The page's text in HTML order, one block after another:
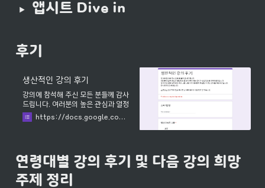
앱시트 Dive in
후기
생산적인 강의 후기
강의에 참석해 주신 모든 분들께 감사
드립니다. 여러분의 높은 관심과 열정
적인 참여 덕분에 이번 강의가 성공적
으로 마무리되었습니다. 앞으로도 더
하고 생산적인 강의 후기를 남겨주시
면 제가 행복할 것 같습니다.
https://docs.google.com/forms/d/e/1FAIpQLSeQGmpPYkYAOC-XLTzk2vl0R-Aa0xFOhJHtZjwR5dLCU5OlCg/viewform
연령대별 강의 후기 및 다음 강의 희망
주제 정리